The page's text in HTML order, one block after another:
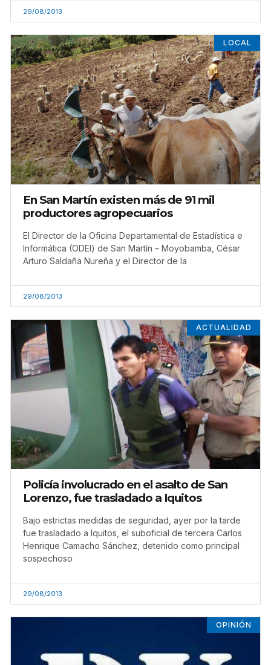
29/08/2013
LOCAL
En San Martín existen más de 91 mil
productores agropecuarios
El Director de la Oficina Departamental de Estadística e
Informática (ODEI) de San Martín – Moyobamba, César
Arturo Saldaña Nureña y el Director de la
29/08/2013
ACTUALIDAD
Policía involucrado en el asalto de San
Lorenzo, fue trasladado a Iquitos
Bajo estrictas medidas de seguridad, ayer por la tarde
fue trasladado a Iquitos, el suboficial de tercera Carlos
Henrique Camacho Sánchez, detenido como principal
sospechoso
29/08/2013
OPINIÓN